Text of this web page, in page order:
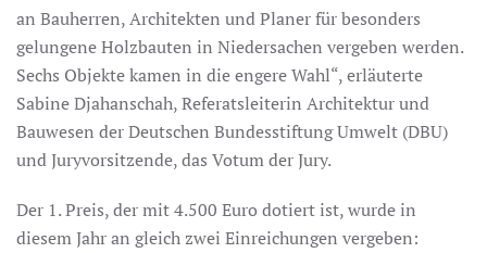
an Bauherren, Architekten und Planer für besonders
gelungene Holzbauten in Niedersachen vergeben werden.
Sechs Objekte kamen in die engere Wahl“, erläuterte
Sabine Djahanschah, Referatsleiterin Architektur und
Bauwesen der Deutschen Bundesstiftung Umwelt (DBU)
und Juryvorsitzende, das Votum der Jury.
Der 1. Preis, der mit 4.500 Euro dotiert ist, wurde in
diesem Jahr an gleich zwei Einreichungen vergeben: